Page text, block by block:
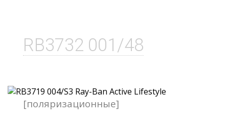
RB3732 001/48
[поляризационные]